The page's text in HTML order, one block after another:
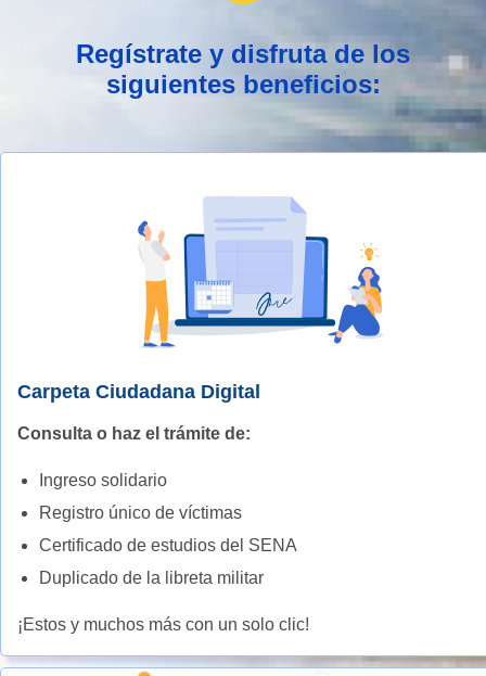
Regístrate y disfruta de los
siguientes beneficios:
Carpeta Ciudadana Digital
Consulta o haz el trámite de:
Ingreso solidario
Registro único de víctimas
Certificado de estudios del SENA
Duplicado de la libreta militar
¡Estos y muchos más con un solo clic!